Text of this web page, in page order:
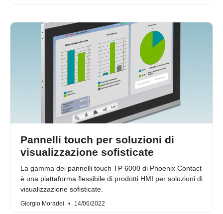
Pannelli touch per soluzioni di
visualizzazione sofisticate
La gamma dei pannelli touch TP 6000 di Phoenix Contact
è una piattaforma flessibile di prodotti HMI per soluzioni di
visualizzazione sofisticate.
Giorgio Moradei 14/06/2022